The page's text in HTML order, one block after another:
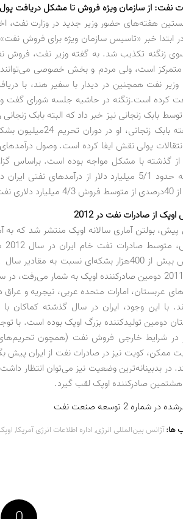
نفت: از سازمان ویژه فروش تا مشکل دریافت پول
هفته‌های حضور وزیر جدید در وزارت نفت،
ابتدا خبر «تاسیس سازمان ویژه برای فروش
زنگنه تکذیب شد. به گفته وزیر نفت، فروش
متمرکز است، ولی مردم و بخش خصوصی
وزیر نفت همچنین در دیدار با سفیر هند، با
کرده است.زنگنه در حاشیه جلسه شورای گفت و
به گفته بابک
پولی نقش ایفا کرده است. وصول
گذشته با مشکل مواجه بوده است. براساس
ماهانه حدود 5/1 میلیارد دلار از
می‌دهد.
از صادرات نفت در 2012
عربستان، امارات متحده عربی، نیجریه و
دومین تولیدکننده بزرگ اوپک بوده است. با
در شرایط خارجی فروش نفت (همچون
ممکن، کویت نیز در صادرات نفت از ایران پیش
در بدبینانه‌ترین وضعیت نیز می‌توان انتظار داشت
هشتمین صادرکننده اوپک لقب گیرد.
شماره 2 توسعه صنعت نفت
ها:آژانس بین‌المللی انرژی,اداره اطلاعات انرژی آمریکا,